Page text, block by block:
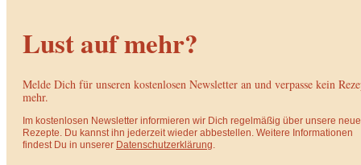
Lust auf mehr?
Melde Dich für unseren kostenlosen Newsletter an und verpasse kein
mehr.
Im kostenlosen Newsletter informieren wir Dich regelmäßig über unsere
Rezepte. Du kannst ihn jederzeit wieder abbestellen. Weitere Informationen
findest Du in unserer Datenschutzerklärung.